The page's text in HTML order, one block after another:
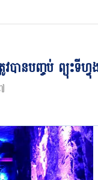
បានបញ្ចប់ ព្យុះទី